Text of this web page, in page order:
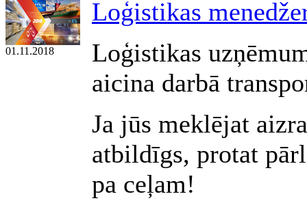
01.11.2018
Loģistikas
Loģistikas
aicina darbā
Ja jūs meklējat
atbildīgs, protat
pa ceļam!